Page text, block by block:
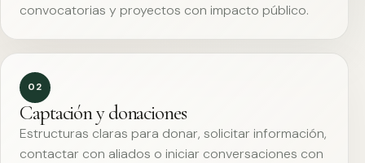
convocatorias y proyectos con impacto público.
02
Captación y donaciones
Estructuras claras para donar, solicitar información,
contactar con aliados o iniciar conversaciones con